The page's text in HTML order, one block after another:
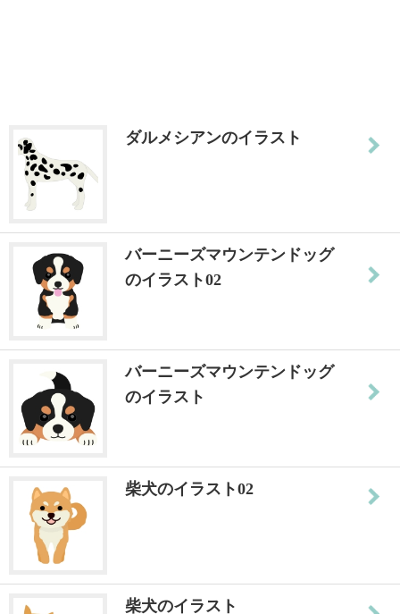
ダルメシアンのイラスト
バーニーズマウンテンドッグ
のイラスト02
バーニーズマウンテンドッグ
のイラスト
柴犬のイラスト02
柴犬のイラスト